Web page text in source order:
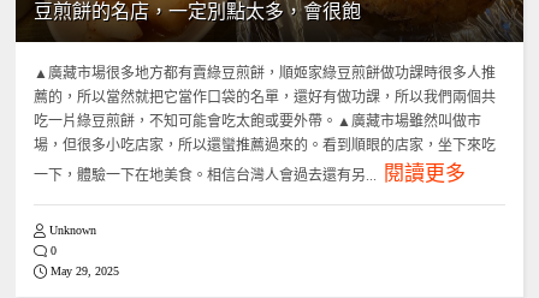
豆煎餅的名店，一定別點太多，會很飽
▲廣藏市場很多地方都有賣綠豆煎餅，順姬家綠豆煎餅做功課時很多人推
薦的，所以當然就把它當作口袋的名單，還好有做功課，所以我們兩個共
吃一片綠豆煎餅，不知可能會吃太飽或要外帶。▲廣藏市場雖然叫做市
場，但很多小吃店家，所以還蠻推薦過來的。看到順眼的店家，坐下來吃
一下，體驗一下在地美食。相信台灣人會過去還有另...
閱讀更多
Unknown
0
May 29, 2025